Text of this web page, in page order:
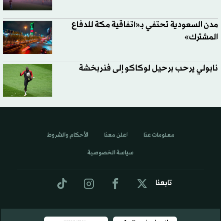
مدن السعودية تحتفي بـ«اتفاقية مكة للدفاع
المشترك»
نابولي يرحب برحيل لوكاكو إلى فنربخشة
تابعنا
معلومات عنا اعلن معنا الأحكام والشروط
سياسة الخصوصية